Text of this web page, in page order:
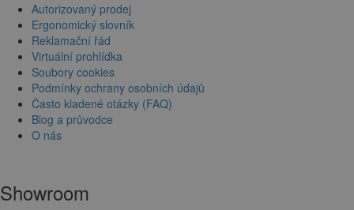
Autorizovaný prodej
Ergonomický slovník
Reklamační řád
Virtuální prohlídka
Soubory cookies
Podmínky ochrany osobních údajů
Často kladené otázky (FAQ)
Blog a průvodce
O nás
Showroom